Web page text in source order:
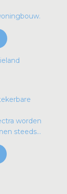
worden
steeds...